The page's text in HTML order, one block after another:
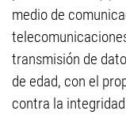
medio de
transmisión de
de edad, con el
contra la